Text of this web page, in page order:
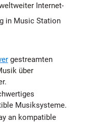
Internet-
in Music Station
gestreamten
über
Musiksysteme.
an kompatible